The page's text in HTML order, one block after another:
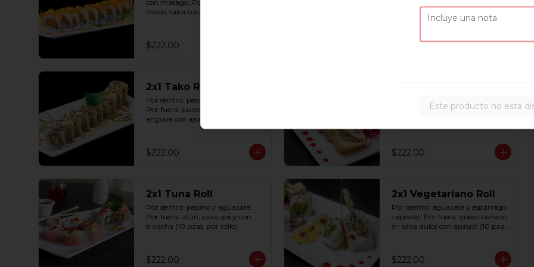
con masago. Por fuera: salmón
fresco, salsa spicy con sriracha (10
$222.00
Por dentro: spicy tuna, pepino,
aguacate y mekaki. Por fiuera
$222.00
2x1 Tako Roll
Por dentro: pepino y aguacate.
Por fuera: pulpo, queso y salsa de
anguila con ajonjolí (10 pzas. por
$222.00
espárrago capeado, queso
empanizado con salsa chipotle (10
$222.00
2x1 Tuna Roll
Por dentro: pepino y aguacate.
Por fuera: atún, salsa spicy con
sriracha (10 pzas. por rollo).
$222.00
2x1 Vegetariano Roll
Por dentro: aguacate y espárrago
capeado. Por fuera: queso bañado
en salsa dulce con ajonjolí (10 pzas,
$222.00
Este producto no esta